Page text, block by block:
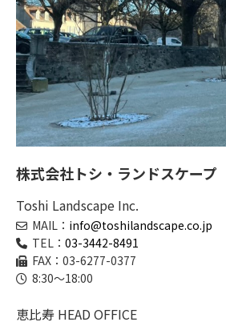
株式会社トシ・ランドスケープ
Toshi Landscape Inc.
MAIL： info@toshilandscape.co.jp
TEL： 03-3442-8491
FAX：03-6277-0377
8:30～18:00
恵比寿 HEAD OFFICE